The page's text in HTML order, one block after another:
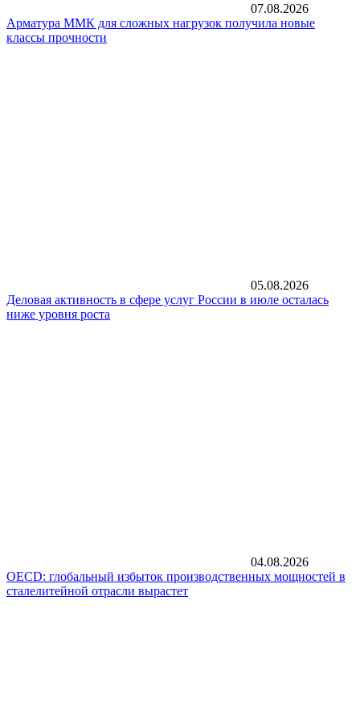
07.08.2026
Арматура ММК для сложных нагрузок получила новые
классы прочности
05.08.2026
Деловая активность в сфере услуг России в июле осталась
ниже уровня роста
04.08.2026
OECD: глобальный избыток производственных мощностей в
сталелитейной отрасли вырастет